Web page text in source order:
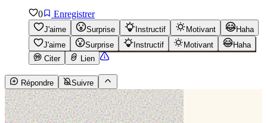
0 Enregistrer
J'aime Surprise Instructif Motivant
Haha
J'aime
Surprise Instructif Motivant
Haha
Citer
Lien
Répondre Suivre